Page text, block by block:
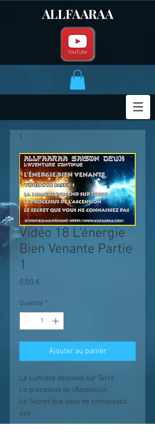
ALLFAARAA
Vidéo 18 L'énergie
Bien Venante Partie
1
0,00 €
Quantité *
Ajouter au panier
La Lumière descend sur Terre
Le processus de l'Ascencion
Le Secret que vous ne connaissez
pas